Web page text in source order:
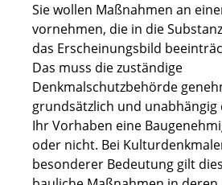
Sie wollen Maßnahmen an
vornehmen, die in die
das Erscheinungsbild
Das muss die zuständige
Denkmalschutzbehörde
grundsätzlich und unabhängig
Ihr Vorhaben eine
oder nicht. Bei
besonderer Bedeutung gilt